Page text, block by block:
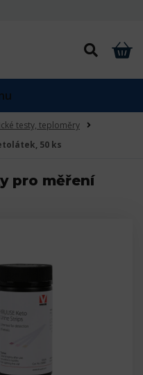
testy, teploměry
50 ks
pro měření